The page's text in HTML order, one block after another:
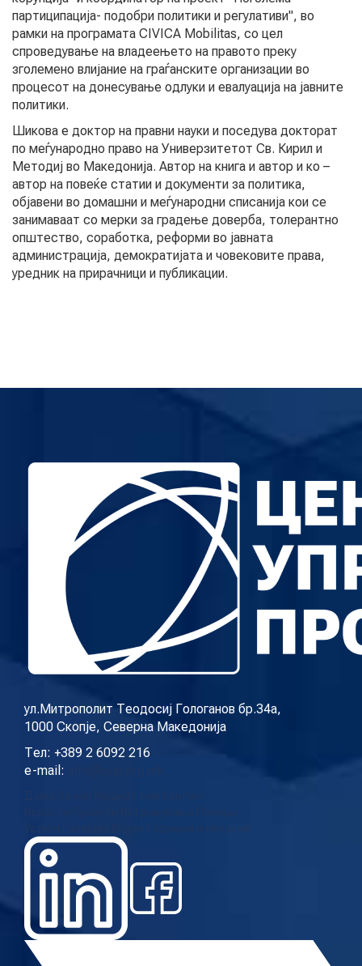
ENG
партиципација- подобри политики и регулативи", во
рамки на програмата CIVICA Mobilitas, со цел
спроведување на владеењето на правото преку
зголемено влијание на граѓанските организации во
процесот на донесување одлуки и евалуација на јавните
политики.
Шикова е доктор на правни науки и поседува докторат
по меѓународно право на Универзитетот Св. Кирил и
Методиј во Македонија. Автор на книга и автор и ко –
автор на повеќе статии и документи за политика,
објавени во домашни и меѓународни списанија кои се
занимаваат со мерки за градење доверба, толерантно
општество, соработка, реформи во јавната
администрација, демократијата и човековите права,
уредник на прирачници и публикации.
ул.Митрополит Теодосиј Гологанов бр.34а,
1000 Скопје, Северна Македонија
Тел: +389 2 6092 216
e-mail: